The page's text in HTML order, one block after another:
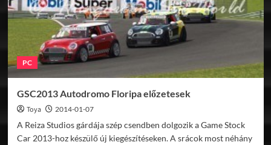
PC
GSC2013 Autodromo Floripa előzetesek
Toya 2014-01-07
A Reiza Studios gárdája szép csendben dolgozik a Game Stock
Car 2013-hoz készülő új kiegészítéseken. A srácok most néhány